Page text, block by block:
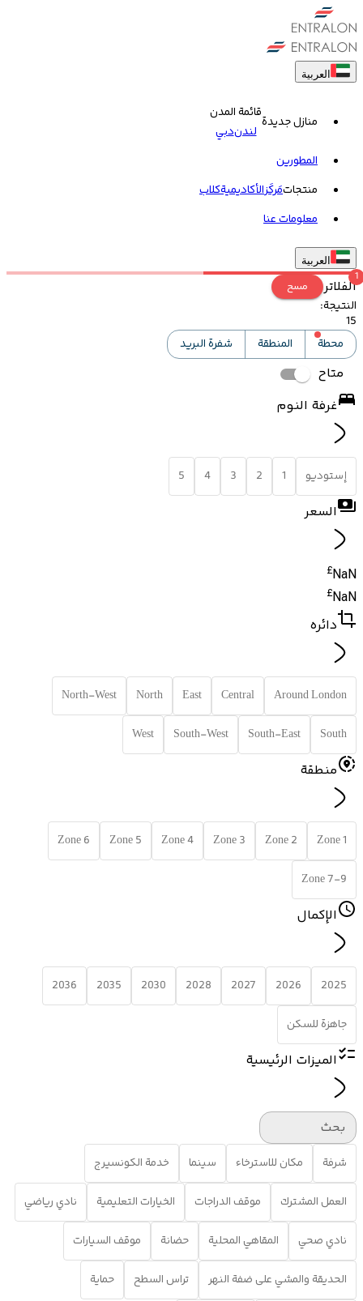
العربية
منازل جديدة
قائمة المدن
لندندبي
المطورين
منتجاتمَركَزالأكاديميةکلاب
معلومات عنا
العربية
الفلاتر
1
مسح
النتيجة:
15
محطة
المنطقة شفرة البريد
متاح
غرفة النوم
إستوديو 1
2
3
4
5
السعر
NaN
£
NaN
£
دائره
Around London
Central
East
North
North-West
South
South-East
South-West
West
منطقة
Zone 1
Zone 2
Zone 3
Zone 4
Zone 5
Zone 6
Zone 7-9
الإكمال
2025
2026
2027
2028
2030
2035
2036
جاهزة للسكن
الميزات الرئيسية
بحث
شرفة مكان للاسترخاء سينما خدمة الكونسيرج
العمل المشترك موقف الدراجات الخيارات التعليمية نادي رياضي
نادي صحي المقاهي المحلية حضانة موقف السيارات
الحديقة والمشي على ضفة النهر تراس السطح حماية